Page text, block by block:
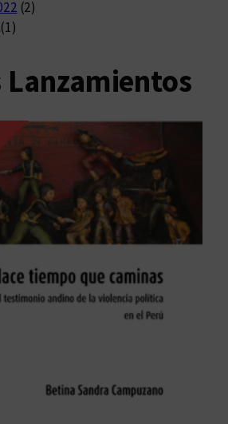
(2)
(1)